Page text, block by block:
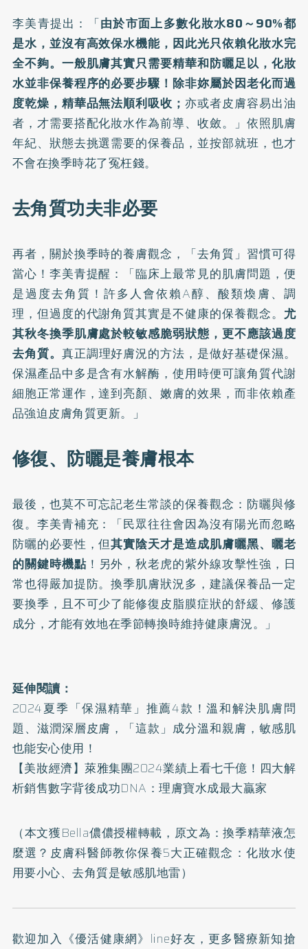
李美青提出：「由於市面上多數化妝水80～90%都
是水，並沒有高效保水機能，因此光只依賴化妝水完
全不夠。一般肌膚其實只需要精華和防曬足以，化妝
水並非保養程序的必要步驟！除非妳屬於因老化而過
度乾燥，精華品無法順利吸收； 亦或者皮膚容易出油
者，才需要搭配化妝水作為前導、收斂。」依照肌膚
年紀、狀態去挑選需要的保養品，並按部就班，也才
不會在換季時花了冤枉錢。
去角質功夫非必要
再者，關於換季時的養膚觀念，「去角質」習慣可得
當心！李美青提醒：「臨床上最常見的肌膚問題，便
是過度去角質！許多人會依賴A醇、酸類煥膚、調
理，但過度的代謝角質其實是不健康的保養觀念。 尤
其秋冬換季肌膚處於較敏感脆弱狀態，更不應該過度
去角質。 真正調理好膚況的方法，是做好基礎保濕。
保濕產品中多是含有水解酶，使用時便可讓角質代謝
細胞正常運作，達到亮顏、嫩膚的效果，而非依賴產
品強迫皮膚角質更新。」
修復、防曬是養膚根本
最後，也莫不可忘記老生常談的保養觀念：防曬與修
復。李美青補充：「民眾往往會因為沒有陽光而忽略
防曬的必要性，但其實陰天才是造成肌膚曬黑、曬老
的關鍵時機點 ！另外，秋老虎的紫外線攻擊性強，日
常也得嚴加提防。換季肌膚狀況多，建議保養品一定
要換季，且不可少了能修復皮脂膜症狀的舒緩、修護
成分，才能有效地在季節轉換時維持健康膚況。」
延伸閱讀：
2024夏季「保濕精華」推薦4款！溫和解決肌膚問
題、滋潤深層皮膚，「這款」成分溫和親膚，敏感肌
也能安心使用！
【美妝經濟】萊雅集團2024業績上看七千億！四大解
析銷售數字背後成功DNA：理膚寶水成最大贏家
（本文獲Bella儂儂授權轉載，原文為：換季精華液怎
麼選？皮膚科醫師教你保養5大正確觀念：化妝水使
用要小心、去角質是敏感肌地雷）
歡迎加入 《優活健康網》line好友 ，更多醫療新知搶